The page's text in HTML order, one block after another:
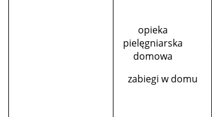
opieka
pielęgniarska
domowa
zabiegi w domu